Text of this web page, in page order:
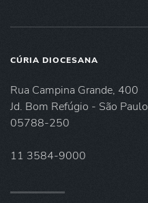
CÚRIA DIOCESANA
Rua Campina Grande, 400
Jd. Bom Refúgio - São Paulo
05788-250
11 3584-9000